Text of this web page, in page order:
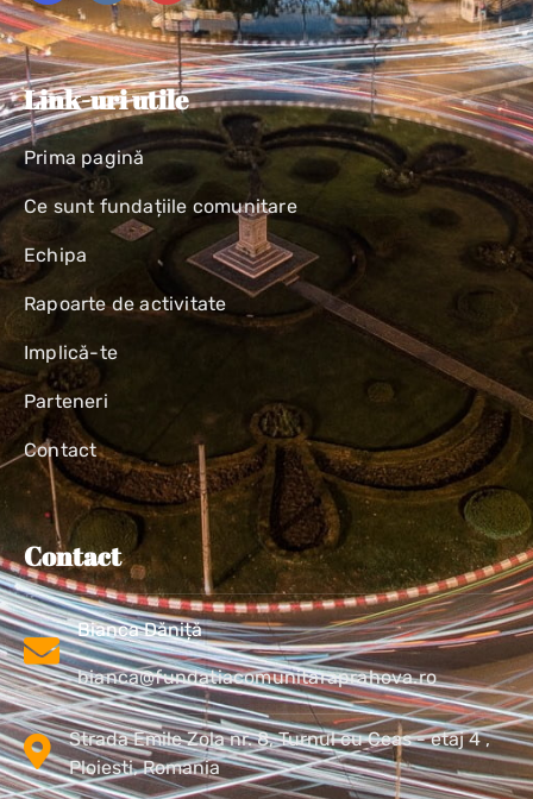
Link-uri utile
Prima pagină
Ce sunt fundațiile comunitare
Echipa
Rapoarte de activitate
Implică-te
Parteneri
Contact
Contact
Bianca Dăniță
bianca@fundatiacomunitaraprahova.ro
Strada Emile Zola nr. 8, Turnul cu Ceas - etaj 4 ,
Ploiesti, Romania